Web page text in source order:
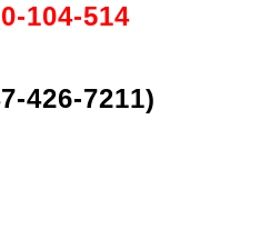
104-514
426-7211)